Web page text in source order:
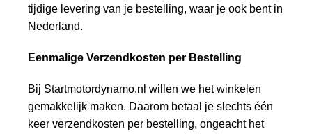
tijdige levering van je bestelling, waar je ook bent in
Nederland.
Eenmalige Verzendkosten per Bestelling
Bij Startmotordynamo.nl willen we het winkelen
gemakkelijk maken. Daarom betaal je slechts één
keer verzendkosten per bestelling, ongeacht het